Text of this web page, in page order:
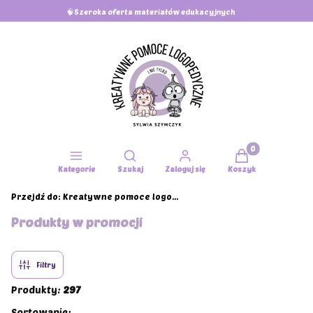
🧠Szeroka oferta materiałów edukacyjnych
Kategorie
Otwórz wyszukiwarkę
Szukaj Zaloguj się
Produkty w
Koszyk
Przejdź do: Kreatywne pomoce logopedyczne i nie tylko - Wsparcie w rozwoju i komunikacji- kreatywne narzędzia dla logopedów, terapeutów i rodziców
Produkty w promocji
Filtry
Produkty: 297